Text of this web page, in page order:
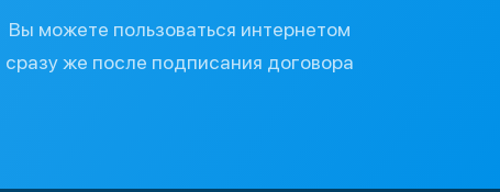
Вы можете пользоваться интернетом
сразу же после подписания договора